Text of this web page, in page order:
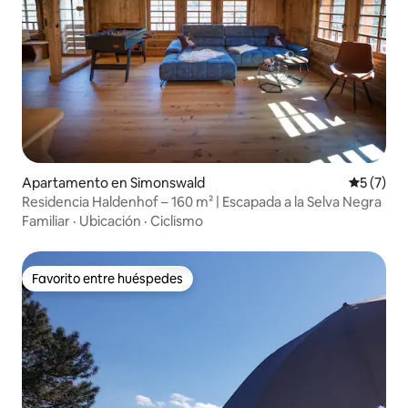
Apartamento en Simonswald
5 (7)
Residencia Haldenhof – 160 m² | Escapada a la Selva Negra
Familiar · Ubicación · Ciclismo
Favorito entre huéspedes
Favorito entre huéspedes